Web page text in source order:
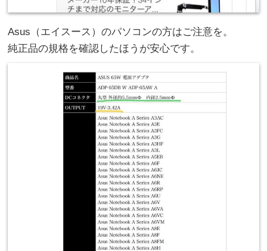
Asus（エイスース）のパソコンの方はご注意を。
純正品の規格を確認したほうが安心です。